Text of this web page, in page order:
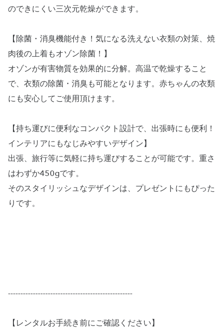
のできにくい三次元乾燥ができます。
【除菌・消臭機能付き！気になる洗えない衣類の対策、焼
肉後の上着もオゾン除菌！】
オゾンが有害物質を効果的に分解。高温で乾燥すること
で、衣類の除菌・消臭も可能となります。赤ちゃんの衣類
にも安心してご使用頂けます。
【持ち運びに便利なコンパクト設計で、出張時にも便利！
インテリアにもなじみやすいデザイン】
出張、旅行等に気軽に持ち運びすることが可能です。重さ
はわずか450gです。
そのスタイリッシュなデザインは、プレゼントにもぴった
りです。
--------------------------------------------------
【レンタルお手続き前にご確認ください】